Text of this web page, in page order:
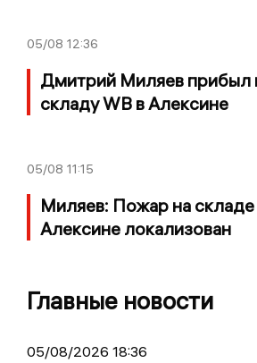
05/08 12:36
Дмитрий Миляев прибыл
складу WB в Алексине
05/08 11:15
Миляев: Пожар на складе
Алексине локализован
Главные новости
05/08/2026 18:36